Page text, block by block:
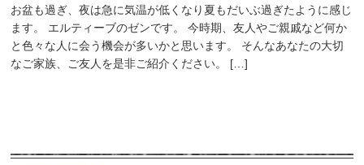
お盆も過ぎ、夜は急に気温が低くなり夏もだいぶ過ぎたように感じ
ます。 エルティーブのゼンです。 今時期、友人やご親戚など何か
と色々な人に会う機会が多いかと思います。 そんなあなたの大切
なご家族、ご友人を是非ご紹介ください。 […]